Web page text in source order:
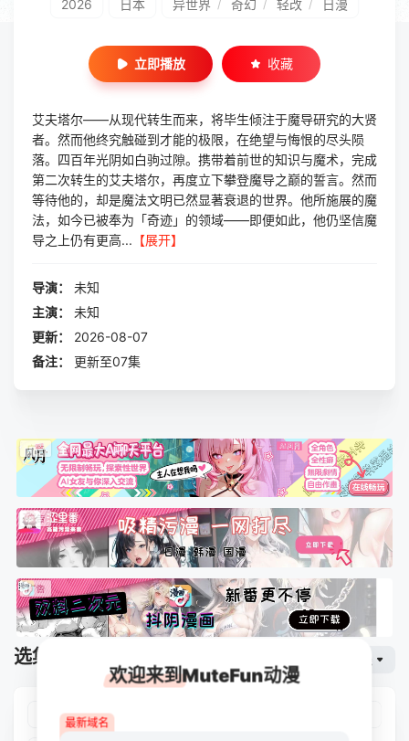
2026 日本 异世界 / 奇幻 / 轻改 / 日漫
立即播放 收藏
艾夫塔尔——从现代转生而来，将毕生倾注于魔导研究的大贤
者。然而他终究触碰到才能的极限，在绝望与悔恨的尽头陨
落。四百年光阴如白驹过隙。携带着前世的知识与魔术，完成
第二次转生的艾夫塔尔，再度立下攀登魔导之巅的誓言。然而
等待他的，却是魔法文明已然显著衰退的世界。他所施展的魔
法，如今已被奉为「奇迹」的领域——即便如此，他仍坚信魔
导之上仍有更高... 【展开】
导演：
未知
主演：
未知
更新：
2026-08-07
备注：
更新至07集
选集播放
第01集
欢迎来到MuteFun动漫
最新域名